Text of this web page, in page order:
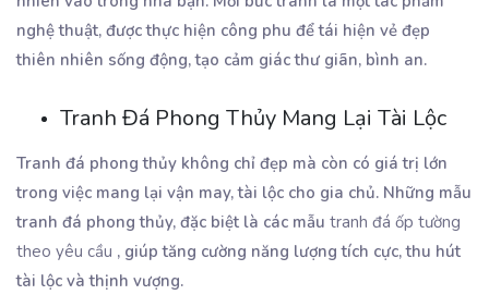
nghệ thuật, được thực hiện công phu để tái hiện vẻ đẹp
thiên nhiên sống động, tạo cảm giác thư giãn, bình an.
Tranh Đá Phong Thủy Mang Lại Tài Lộc
Tranh đá phong thủy không chỉ đẹp mà còn có giá trị lớn
trong việc mang lại vận may, tài lộc cho gia chủ. Những mẫu
tranh đá phong thủy, đặc biệt là các mẫu tranh đá ốp tường
theo yêu cầu , giúp tăng cường năng lượng tích cực, thu hút
tài lộc và thịnh vượng.